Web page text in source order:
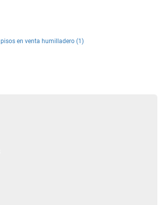
pisos en venta humilladero (1)